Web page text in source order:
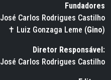
Fundadores
José Carlos Rodrigues Castilho
✝ Luiz Gonzaga Leme (Gino)
Diretor Responsável:
José Carlos Rodrigues Castilho